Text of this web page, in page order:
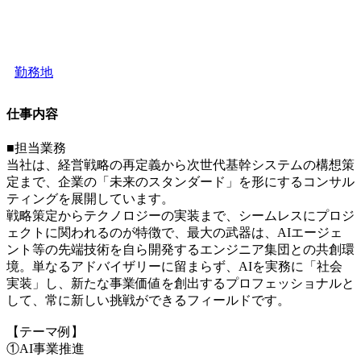
勤務地
仕事内容
■担当業務
当社は、経営戦略の再定義から次世代基幹システムの構想策
定まで、企業の「未来のスタンダード」を形にするコンサル
ティングを展開しています。
戦略策定からテクノロジーの実装まで、シームレスにプロジ
ェクトに関われるのが特徴で、最大の武器は、AIエージェ
ント等の先端技術を自ら開発するエンジニア集団との共創環
境。単なるアドバイザリーに留まらず、AIを実務に「社会
実装」し、新たな事業価値を創出するプロフェッショナルと
して、常に新しい挑戦ができるフィールドです。
【テーマ例】
①AI事業推進